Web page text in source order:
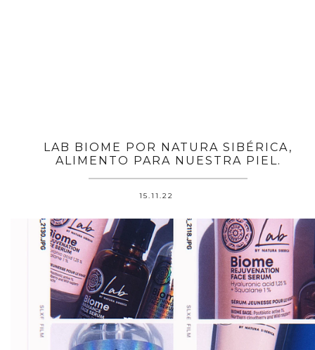
LAB BIOME POR NATURA SIBÉRICA,
ALIMENTO PARA NUESTRA PIEL.
15.11.22